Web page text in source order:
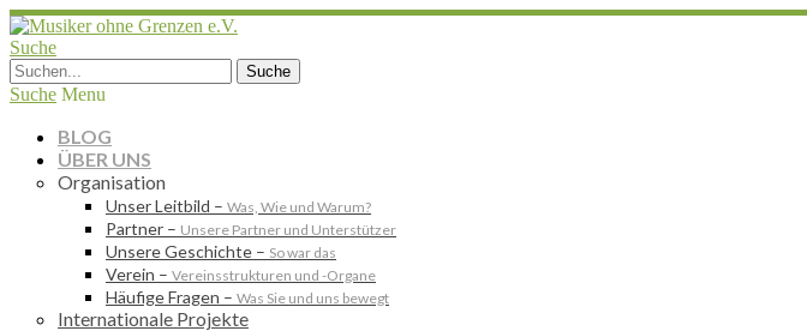
Suche
Suche Menu
BLOG
ÜBER UNS
Organisation
Unser Leitbild – Was, Wie und Warum?
Partner – Unsere Partner und Unterstützer
Unsere Geschichte – So war das
Verein – Vereinsstrukturen und -Organe
Häufige Fragen – Was Sie und uns bewegt
Internationale Projekte